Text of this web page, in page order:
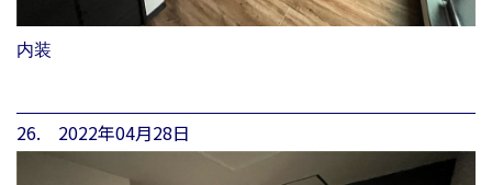
内装
26. 2022年04月28日